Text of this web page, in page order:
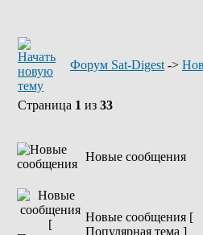
Форум Sat-Digest ->
Страница 1 из 33
Новые сообщения
Новые сообщения [
Популярная тема ]